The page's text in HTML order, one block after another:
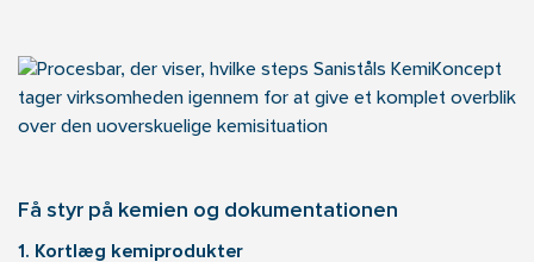
Få styr på kemien og dokumentationen
1. Kortlæg kemiprodukter